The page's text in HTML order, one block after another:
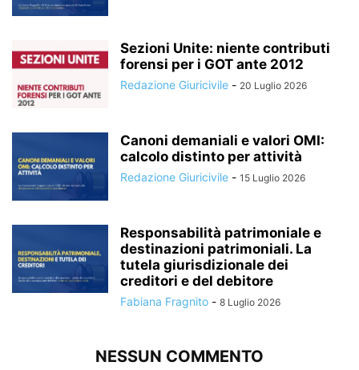
Sezioni Unite: niente contributi
forensi per i GOT ante 2012
Redazione Giuricivile - 20 Luglio 2026
Canoni demaniali e valori OMI:
calcolo distinto per attività
Redazione Giuricivile - 15 Luglio 2026
Responsabilità patrimoniale e
destinazioni patrimoniali. La
tutela giurisdizionale dei
creditori e del debitore
Fabiana Fragnito - 8 Luglio 2026
NESSUN COMMENTO